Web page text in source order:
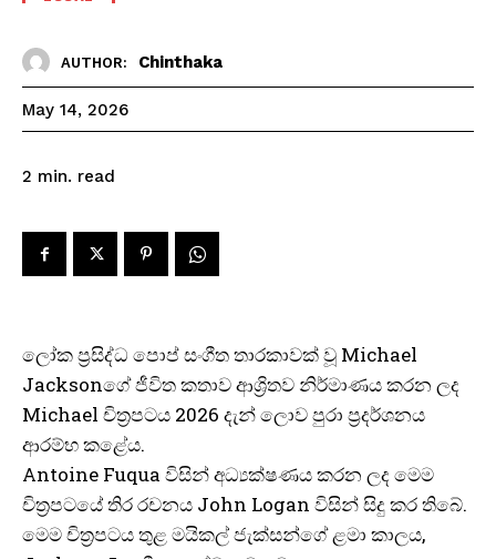
AUTHOR: Chinthaka
May 14, 2026
2 min. read
ලෝක ප්‍රසිද්ධ පොප් සංගීත තාරකාවක් වූ Michael
Jacksonගේ ජීවිත කතාව ආශ්‍රිතව නිර්මාණය කරන ලද
Michael චිත්‍රපටය 2026 දැන් ලොව පුරා ප්‍රදර්ශනය
ආරම්භ කළේය.
Antoine Fuqua විසින් අධ්‍යක්ෂණය කරන ලද මෙම
චිත්‍රපටයේ තිර රචනය John Logan විසින් සිදු කර තිබේ.
මෙම චිත්‍රපටය තුළ මයිකල් ජැක්සන්ගේ ළමා කාලය,